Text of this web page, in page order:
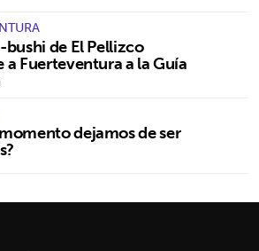
bushi de El Pellizco
a Fuerteventura a la Guía
dejamos de ser